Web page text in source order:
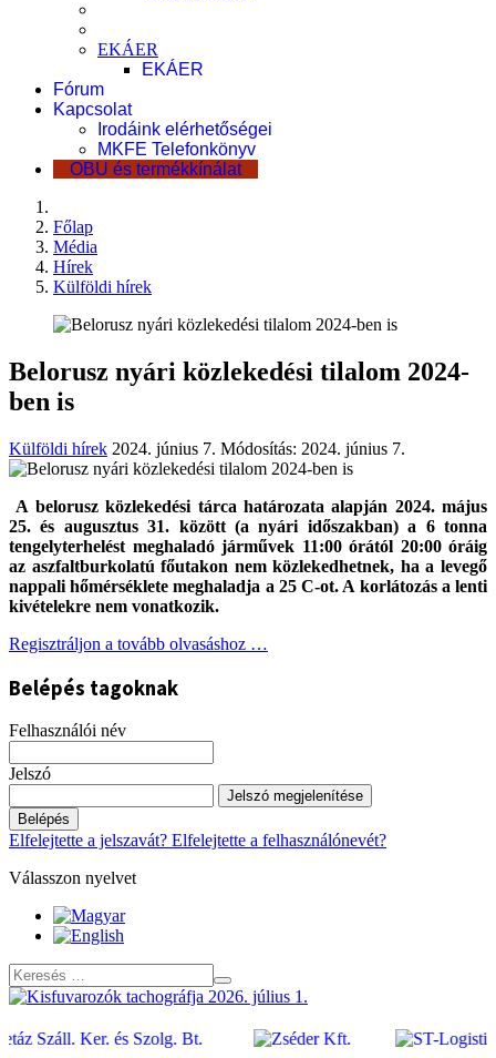
EKÁER
EKÁER
Fórum
Kapcsolat
Irodáink elérhetőségei
MKFE Telefonkönyv
OBU és termékkínálat
Főlap
Média
Hírek
Külföldi hírek
Belorusz nyári közlekedési tilalom 2024-
ben is
Külföldi hírek 2024. június 7. Módosítás: 2024. június 7.
A belorusz közlekedési tárca határozata alapján 2024. május
25. és augusztus 31. között (a nyári időszakban) a 6 tonna
tengelyterhelést meghaladó járművek 11:00 órától 20:00 óráig
az aszfaltburkolatú főutakon nem közlekedhetnek, ha a levegő
nappali hőmérséklete meghaladja a 25 C-ot. A korlátozás a lenti
kivételekre nem vonatkozik.
Regisztráljon a tovább olvasáshoz …
Belépés tagoknak
Felhasználói név
Jelszó
Jelszó megjelenítése
Belépés
Elfelejtette a jelszavát? Elfelejtette a felhasználónevét?
Válasszon nyelvet